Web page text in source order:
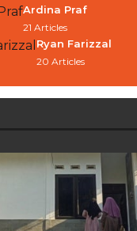
Ardina Praf
21 Articles
Ryan Farizzal
20 Articles